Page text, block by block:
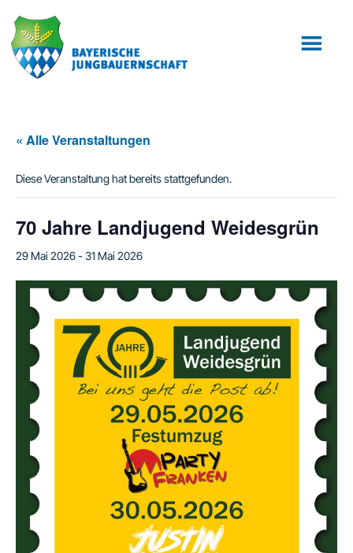
Inhalt
springen
Fußzeile
springen
« Alle Veranstaltungen
Diese Veranstaltung hat bereits stattgefunden.
70 Jahre Landjugend Weidesgrün
29 Mai 2026-31 Mai 2026